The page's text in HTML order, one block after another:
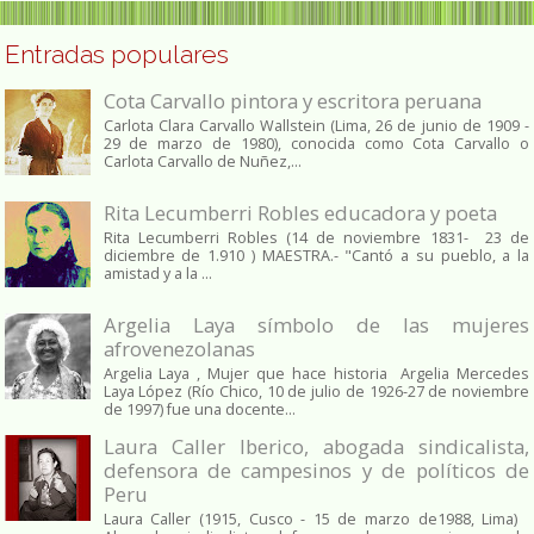
Entradas populares
Cota Carvallo pintora y escritora peruana
Carlota Clara Carvallo Wallstein (Lima, 26 de junio de 1909 -
29 de marzo de 1980), conocida como Cota Carvallo o
Carlota Carvallo de Nuñez,...
Rita Lecumberri Robles educadora y poeta
Rita Lecumberri Robles (14 de noviembre 1831- 23 de
diciembre de 1.910 ) MAESTRA.- "Cantó a su pueblo, a la
amistad y a la ...
Argelia Laya símbolo de las mujeres
afrovenezolanas
Argelia Laya , Mujer que hace historia Argelia Mercedes
Laya López (Río Chico, 10 de julio de 1926-27 de noviembre
de 1997) fue una docente...
Laura Caller Iberico, abogada sindicalista,
defensora de campesinos y de políticos de
Peru
Laura Caller (1915, Cusco - 15 de marzo de1988, Lima)